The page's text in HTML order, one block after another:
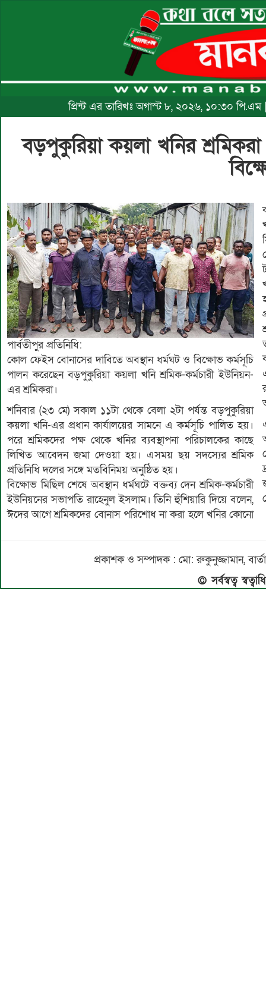
প্রিন্ট এর তারিখঃ অগাস্ট ৮, ২০২৬, ১০:৩০
বড়পুকুরিয়া কয়লা খনির
পার্বতীপুর প্রতিনিধি:
কোল ফেইস বোনাসের দাবিতে অবস্থান ধর্মঘট ও বিক্ষোভ কর্মসূচি
পালন করেছেন বড়পুকুরিয়া কয়লা খনি শ্রমিক-কর্মচারী ইউনিয়ন-
এর শ্রমিকরা।
শনিবার (২৩ মে) সকাল ১১টা থেকে বেলা ২টা পর্যন্ত বড়পুকুরিয়া
কয়লা খনি-এর প্রধান কার্যালয়ের সামনে এ কর্মসূচি পালিত হয়।
পরে শ্রমিকদের পক্ষ থেকে খনির ব্যবস্থাপনা পরিচালকের কাছে
লিখিত আবেদন জমা দেওয়া হয়। এসময় ছয় সদস্যের শ্রমিক
প্রতিনিধি দলের সঙ্গে মতবিনিময় অনুষ্ঠিত হয়।
বিক্ষোভ মিছিল শেষে অবস্থান ধর্মঘটে বক্তব্য দেন শ্রমিক-কর্মচারী
ইউনিয়নের সভাপতি রাহেনুল ইসলাম। তিনি হুঁশিয়ারি দিয়ে বলেন,
ঈদের আগে শ্রমিকদের বোনাস পরিশোধ না করা হলে খনির কোনো
প্রকাশক ও সম্পাদক : মো: রুকুনুজ্জামান,
© সর্বস্বত্ব